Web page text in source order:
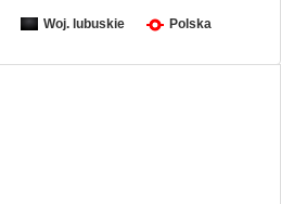
Woj. lubuskie Polska